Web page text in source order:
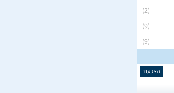
(2)
(9)
(9)
הצג עוד